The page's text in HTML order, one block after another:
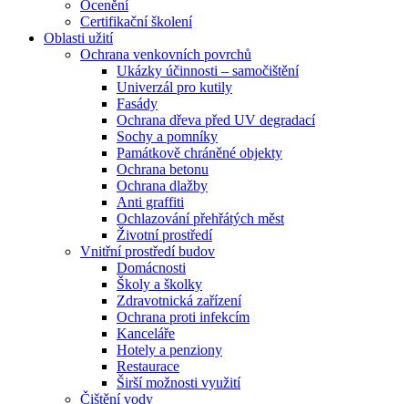
Ocenění
Certifikační školení
Oblasti užití
Ochrana venkovních povrchů
Ukázky účinnosti – samočištění
Univerzál pro kutily
Fasády
Ochrana dřeva před UV degradací
Sochy a pomníky
Památkově chráněné objekty
Ochrana betonu
Ochrana dlažby
Anti graffiti
Ochlazování přehřátých měst
Životní prostředí
Vnitřní prostředí budov
Domácnosti
Školy a školky
Zdravotnická zařízení
Ochrana proti infekcím
Kanceláře
Hotely a penziony
Restaurace
Širší možnosti využití
Čištění vody